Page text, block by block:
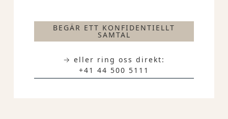
BEGÄR ETT KONFIDENTIELLT
SAMTAL
→ eller ring oss direkt:
+41 44 500 5111